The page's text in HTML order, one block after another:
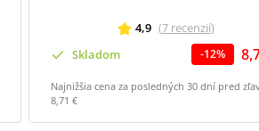
4,9 (7 recenzií)
Skladom
-12%
Najnižšia cena za posledných 30 dní pred
8,71 €